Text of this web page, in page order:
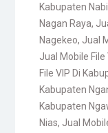
Kabupaten
Nagan Raya,
Nagekeo, Jual
Jual Mobile File
File VIP Di
Kabupaten
Kabupaten
Nias, Jual